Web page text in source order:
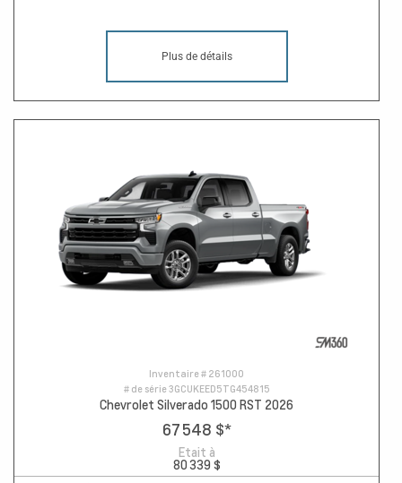
Plus de détails
Inventaire # 261000
# de série3GCUKEED5TG454815
Chevrolet Silverado 1500 RST 2026
67 548 $*
Etait à
80 339 $